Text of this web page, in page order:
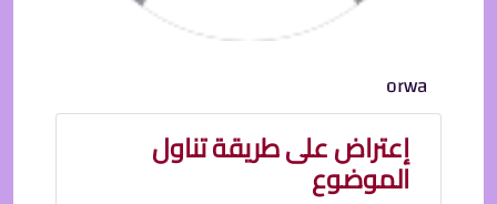
orwa
إعتراض على طريقة تناول
الموضوع